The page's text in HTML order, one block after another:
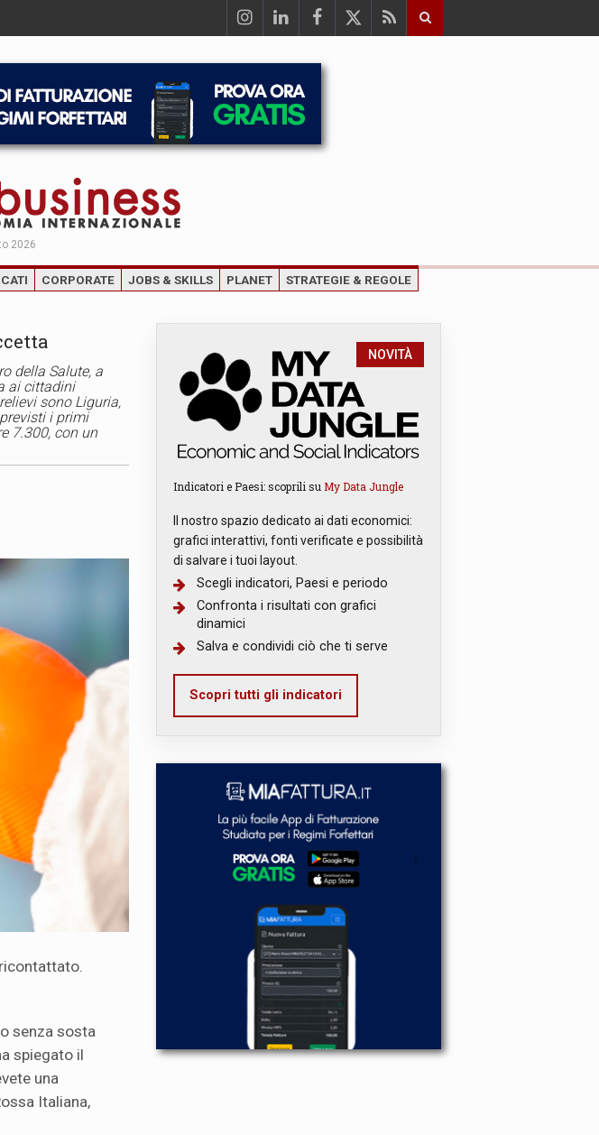
2026
CORPORATE JOBS & SKILLS PLANET STRATEGIE & REGOLE
della Salute, a
ai cittadini
sono Liguria,
i primi
7.300, con un
senza sosta
spiegato il
una
Italiana,
NOVITÀ
Indicatori e Paesi: scoprili su My Data Jungle
Il nostro spazio dedicato ai dati economici:
grafici interattivi, fonti verificate e possibilità
di salvare i tuoi layout.
Scegli indicatori, Paesi e periodo
Confronta i risultati con grafici
dinamici
Salva e condividi ciò che ti serve
Scopri tutti gli indicatori